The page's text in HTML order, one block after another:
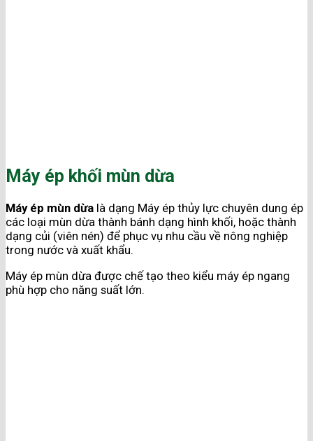
Máy ép khối mùn dừa
Máy ép mùn dừa là dạng Máy ép thủy lực chuyên dung ép
các loại mùn dừa thành bánh dạng hình khối, hoặc thành
dạng củi (viên nén) để phục vụ nhu cầu về nông nghiệp
trong nước và xuất khẩu.
Máy ép mùn dừa được chế tạo theo kiểu máy ép ngang
phù hợp cho năng suất lớn.